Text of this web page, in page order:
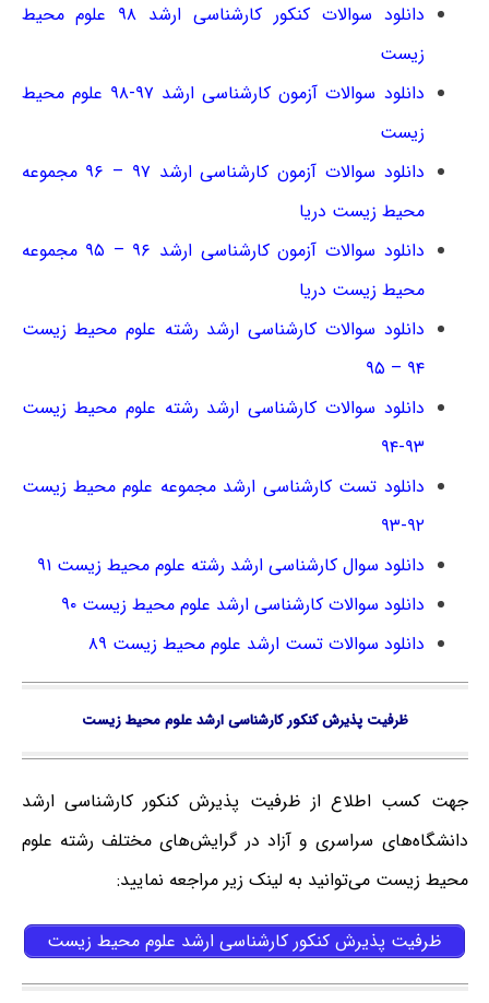
دانلود سوالات کنکور کارشناسی ارشد ۹۸ علوم محیط
زیست
دانلود سوالات آزمون کارشناسی ارشد ۹۷-۹۸ علوم محیط
زیست
دانلود سوالات آزمون کارشناسی ارشد ۹۷ – ۹۶ مجموعه
محیط زیست دریا
دانلود سوالات آزمون کارشناسی ارشد ۹۶ – ۹۵ مجموعه
محیط زیست دریا
دانلود سوالات کارشناسی ارشد رشته علوم محیط زیست
۹۴ – ۹۵
دانلود سوالات کارشناسی ارشد رشته علوم محیط زیست
۹۳-۹۴
دانلود تست کارشناسی ارشد مجموعه علوم محیط زیست
۹۲-۹۳
دانلود سوال کارشناسی ارشد رشته علوم محیط زیست ۹۱
دانلود سوالات کارشناسی ارشد علوم محیط زیست ۹۰
دانلود سوالات تست ارشد علوم محیط زیست ۸۹
ظرفیت پذیرش کنکور کارشناسی ارشد علوم محیط زیست
جهت کسب اطلاع از ظرفیت پذیرش کنکور کارشناسی ارشد
دانشگاه‌های سراسری و آزاد در گرایش‌های مختلف رشته علوم
محیط زیست می‌توانید به لینک زیر مراجعه نمایید:
ظرفیت پذیرش کنکور کارشناسی ارشد علوم محیط زیست